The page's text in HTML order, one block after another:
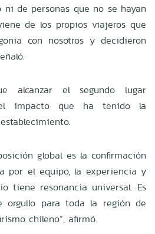
de personas que no se hayan
de los propios viajeros que
con nosotros y decidieron
alcanzar el segundo lugar
impacto que ha tenido la
global es la confirmación
por el equipo, la experiencia y
tiene resonancia universal. Es
orgullo para toda la región de
chileno”, afirmó.